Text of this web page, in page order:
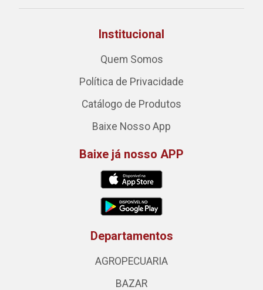
Institucional
Quem Somos
Política de Privacidade
Catálogo de Produtos
Baixe Nosso App
Baixe já nosso APP
Departamentos
AGROPECUARIA
BAZAR